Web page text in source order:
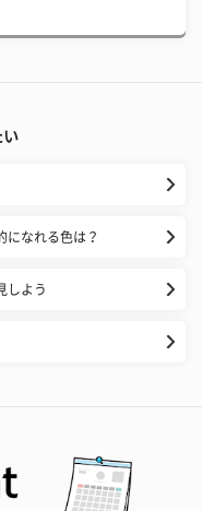
い
になれる色は？
しよう